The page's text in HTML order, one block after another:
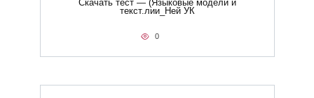
Скачать тест — (Языковые модели и
текст.лии_Ней УК
0